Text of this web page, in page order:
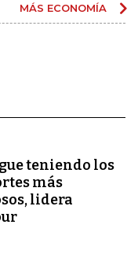
MÁS ECONOMÍA
teniendo los
más
lidera